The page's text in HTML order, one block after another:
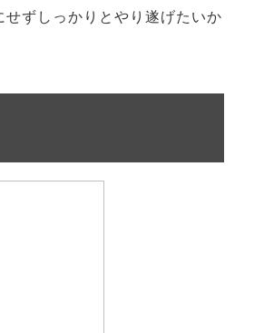
ずしっかりとやり遂げたいか